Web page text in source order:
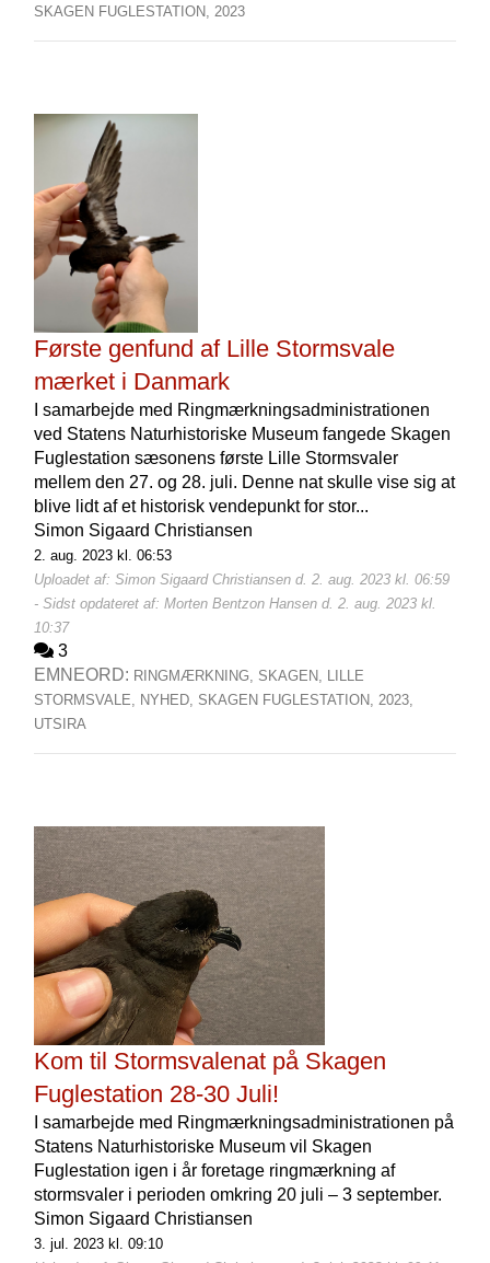
SKAGEN FUGLESTATION, 2023
Første genfund af Lille Stormsvale
mærket i Danmark
I samarbejde med Ringmærkningsadministrationen
ved Statens Naturhistoriske Museum fangede Skagen
Fuglestation sæsonens første Lille Stormsvaler
mellem den 27. og 28. juli. Denne nat skulle vise sig at
blive lidt af et historisk vendepunkt for stor...
Simon Sigaard Christiansen
2. aug. 2023 kl. 06:53
Uploadet af: Simon Sigaard Christiansen d. 2. aug. 2023 kl. 06:59
- Sidst opdateret af: Morten Bentzon Hansen d. 2. aug. 2023 kl.
10:37
3
EMNEORD: RINGMÆRKNING, SKAGEN,
LILLE
STORMSVALE,
NYHED, SKAGEN FUGLESTATION, 2023,
UTSIRA
Kom til Stormsvalenat på Skagen
Fuglestation 28-30 Juli!
I samarbejde med Ringmærkningsadministrationen på
Statens Naturhistoriske Museum vil Skagen
Fuglestation igen i år foretage ringmærkning af
stormsvaler i perioden omkring 20 juli – 3 september.
Simon Sigaard Christiansen
3. jul. 2023 kl. 09:10